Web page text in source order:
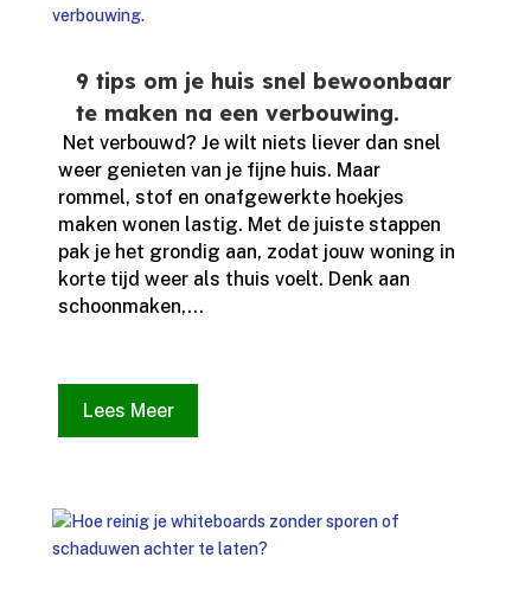
9 tips om je huis snel bewoonbaar
te maken na een verbouwing.
​ Net verbouwd? Je wilt niets liever dan snel
weer genieten van je fijne huis.​ Maar
rommel, stof en onafgewerkte hoekjes
maken wonen lastig.​ Met de juiste stappen
pak je het grondig aan, zodat jouw woning in
korte tijd weer als thuis voelt.​ Denk aan
schoonmaken,...
Lees Meer